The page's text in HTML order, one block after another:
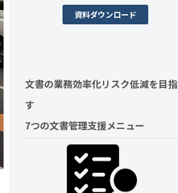
資料ダウンロード
文書の業務効率化リスク低減を目指
す
7つの文書管理支援メニュー